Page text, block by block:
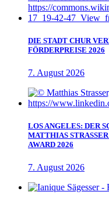
DIE STADT CHUR
FÖRDERPREISE 2026
7. August 2026
LOS ANGELES: DER
MATTHIAS
AWARD 2026
7. August 2026